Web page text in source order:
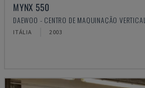
MYNX 550
DAEWOO - CENTRO DE MAQUINAÇÃO VERTICAL
ITÁLIA 2003